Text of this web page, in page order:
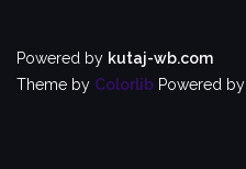
Powered by kutaj-wb.com
Theme by Colorlib Powered by